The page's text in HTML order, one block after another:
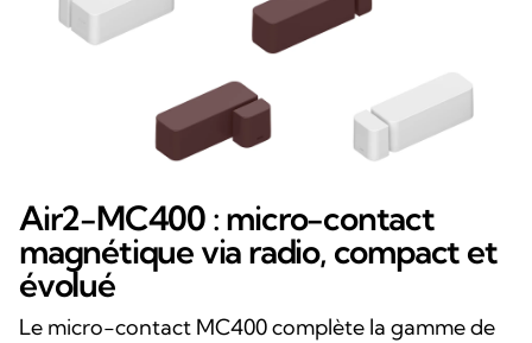
Air2-MC400 : micro-contact
magnétique via radio, compact et
évolué
Le micro-contact MC400 complète la gamme de